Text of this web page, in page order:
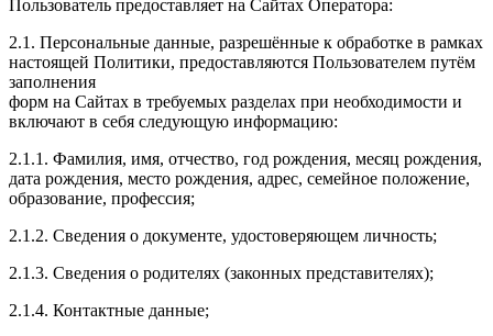
Пользователь предоставляет на Сайтах Оператора:
2.1. Персональные данные, разрешённые к обработке в рамках
настоящей Политики, предоставляются Пользователем путём
заполнения
форм на Сайтах в требуемых разделах при необходимости и
включают в себя следующую информацию:
2.1.1. Фамилия, имя, отчество, год рождения, месяц рождения,
дата рождения, место рождения, адрес, семейное положение,
образование, профессия;
2.1.2. Сведения о документе, удостоверяющем личность;
2.1.3. Сведения о родителях (законных представителях);
2.1.4. Контактные данные;